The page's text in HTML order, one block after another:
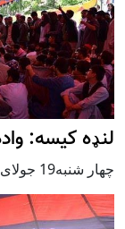
لنډه کیسه:
چهار شنبه19 جولای 2017